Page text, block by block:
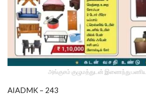
அங்குசம் குழுமத்துடன் இணைந்து
AIADMK – 243